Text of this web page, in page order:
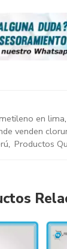
en lima,
venden
, Productos